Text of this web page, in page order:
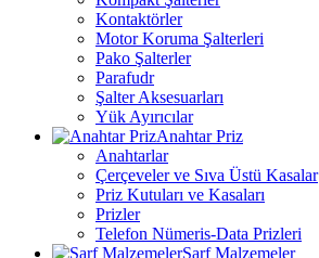
Kontaktörler
Motor Koruma Şalterleri
Pako Şalterler
Parafudr
Şalter Aksesuarları
Yük Ayırıcılar
Anahtar Priz
Anahtarlar
Çerçeveler ve Sıva Üstü Kasalar
Priz Kutuları ve Kasaları
Prizler
Telefon Nümeris-Data Prizleri
Sarf Malzemeler